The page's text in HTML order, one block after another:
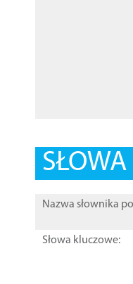
Nazwa słownika
Słowa kluczowe: